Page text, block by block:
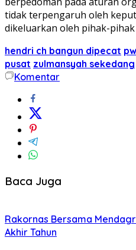
tidak terpengaruh oleh
dikeluarkan oleh pihak-
hendri ch bangun dipecat
pusat zulmansyah sekedang
Komentar
Baca Juga
Rakornas Bersama
Akhir Tahun